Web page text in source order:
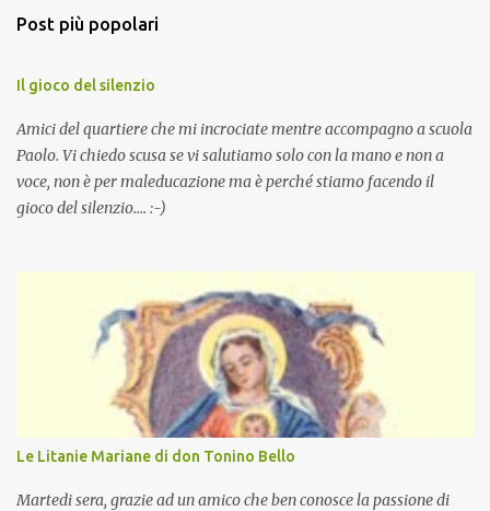
Post più popolari
Il gioco del silenzio
Amici del quartiere che mi incrociate mentre accompagno a scuola
Paolo. Vi chiedo scusa se vi salutiamo solo con la mano e non a
voce, non è per maleducazione ma è perché stiamo facendo il
gioco del silenzio.... :-)
Le Litanie Mariane di don Tonino Bello
Martedi sera, grazie ad un amico che ben conosce la passione di